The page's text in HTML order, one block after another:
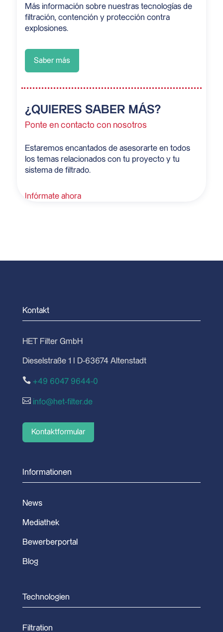
Más información sobre nuestras tecnologías de
filtración, contención y protección contra
explosiones.
Saber más
¿QUIERES SABER MÁS?
Ponte en contacto con nosotros
Estaremos encantados de asesorarte en todos
los temas relacionados con tu proyecto y tu
sistema de filtrado.
Infórmate ahora
Kontakt
HET Filter GmbH
Dieselstraße 1 I D-63674 Altenstadt
 +49 6047 9644-0
 info@het-filter.de
Kontaktformular
Informationen
News
Mediathek
Bewerberportal
Blog
Technologien
Filtration